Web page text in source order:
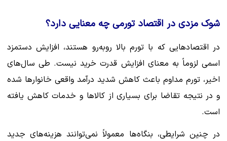
شوک مزدی در اقتصاد تورمی چه معنایی دارد؟
در اقتصادهایی که با تورم بالا روبه‌رو هستند، افزایش دستمزد
اسمی لزوماً به معنای افزایش قدرت خرید نیست. طی سال‌های
اخیر، تورم مداوم باعث کاهش شدید درآمد واقعی خانوارها شده
و در نتیجه تقاضا برای بسیاری از کالاها و خدمات کاهش یافته
است.
در چنین شرایطی، بنگاه‌ها معمولاً نمی‌توانند هزینه‌های جدید